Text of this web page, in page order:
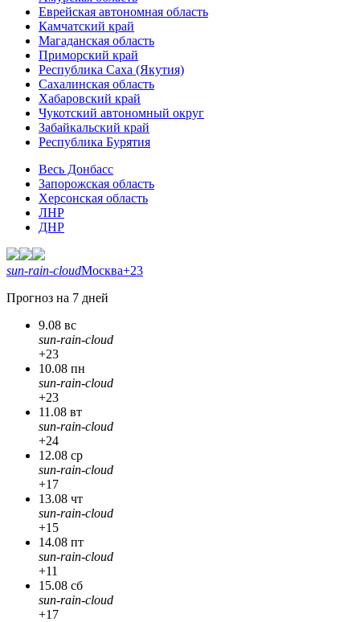
Еврейская автономная область
Камчатский край
Магаданская область
Приморский край
Республика Саха (Якутия)
Сахалинская область
Хабаровский край
Чукотский автономный округ
Забайкальский край
Республика Бурятия
Весь Донбасс
Запорожская область
Херсонская область
ЛНР
ДНР
sun-rain-cloudМосква+23
Прогноз на 7 дней
9.08 вс
sun-rain-cloud
+23
10.08 пн
sun-rain-cloud
+23
11.08 вт
sun-rain-cloud
+24
12.08 ср
sun-rain-cloud
+17
13.08 чт
sun-rain-cloud
+15
14.08 пт
sun-rain-cloud
+11
15.08 сб
sun-rain-cloud
+17